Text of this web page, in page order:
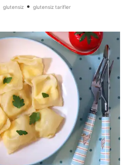
glutensiz• glutensiz tarifler